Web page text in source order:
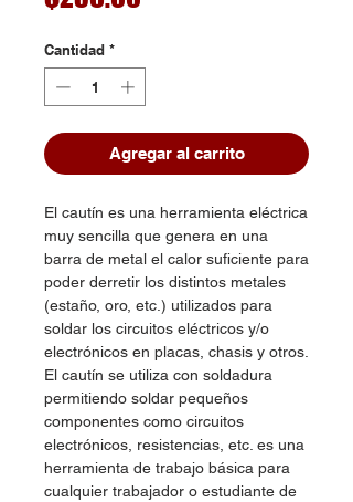
Cantidad *
Agregar al carrito
El cautín es una herramienta eléctrica
muy sencilla que genera en una
barra de metal el calor suficiente para
poder derretir los distintos metales
(estaño, oro, etc.) utilizados para
soldar los circuitos eléctricos y/o
electrónicos en placas, chasis y otros.
El cautín se utiliza con soldadura
permitiendo soldar pequeños
componentes como circuitos
electrónicos, resistencias, etc. es una
herramienta de trabajo básica para
cualquier trabajador o estudiante de